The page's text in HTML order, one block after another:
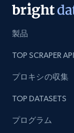
製品
TOP SCRAPER
プロキシの収集
TOP DATASETS
プログラム